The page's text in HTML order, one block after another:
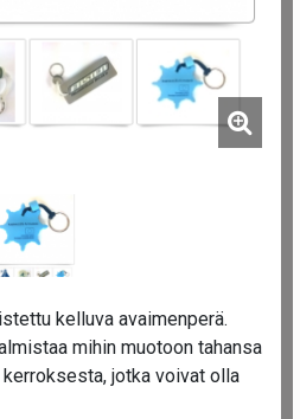
kelluva avaimenperä.
mihin muotoon tahansa
jotka voivat olla